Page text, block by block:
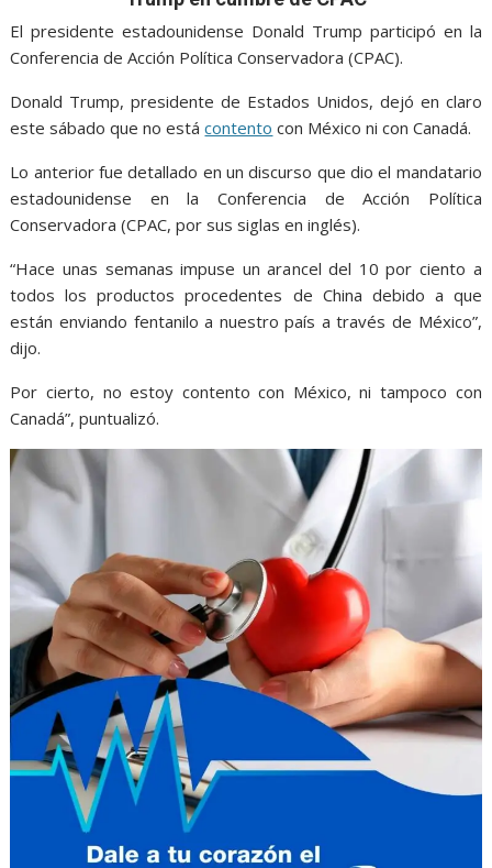
o
k
p
p
g
er
m
El presidente estadounidense Donald Trump participó en la
Conferencia de Acción Política Conservadora (CPAC).
Donald Trump, presidente de Estados Unidos, dejó en claro
este sábado que no estácontento con México ni con Canadá.
Lo anterior fue detallado en un discurso que dio el mandatario
estadounidense en la Conferencia de Acción Política
Conservadora (CPAC, por sus siglas en inglés).
“Hace unas semanas impuse un arancel del 10 por ciento a
todos los productos procedentes de China debido a que
están enviando fentanilo a nuestro país a través de México”,
dijo.
Por cierto, no estoy contento con México, ni tampoco con
Canadá”, puntualizó.